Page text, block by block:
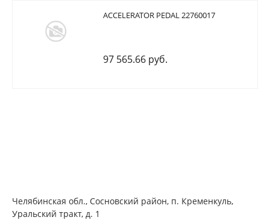
ACCELERATOR PEDAL 22760017
97 565.66 руб.
Челябинская обл., Сосновский район, п. Кременкуль,
Уральский тракт, д. 1